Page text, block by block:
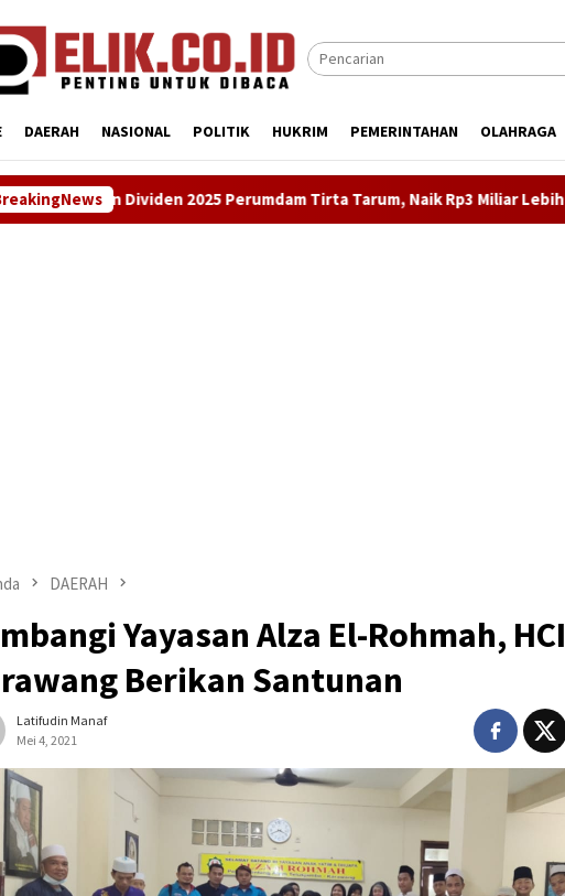
DAERAH NASIONAL POLITIK HUKRIM PEMERINTAHAN OLAHRAGA
Tirta Tarum, Naik Rp3 Miliar Lebih Dibanding Tahun 2024
DAERAH
Yayasan Alza El-Rohmah, HCI
Berikan Santunan
Latifudin Manaf
Mei 4, 2021